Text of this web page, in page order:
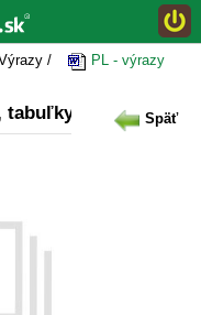
/
PL - výrazy
tabuľky pre 8.ročník
Späť